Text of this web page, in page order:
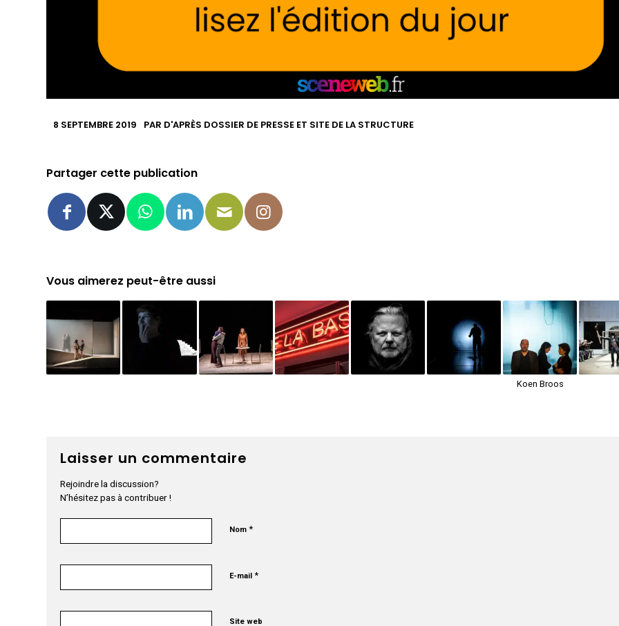
8 SEPTEMBRE 2019 PAR D'APRÈS DOSSIER DE PRESSE ET SITE DE LA STRUCTURE
Partager cette publication
Vous aimerez peut-être aussi
Koen Broos
Laisser un commentaire
Rejoindre la discussion?
N’hésitez pas à contribuer !
Nom*
E-mail*
Site web